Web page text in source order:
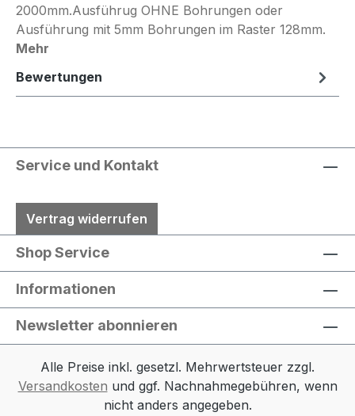
2000mm.Ausführug OHNE Bohrungen oder
Ausführung mit 5mm Bohrungen im Raster 128mm.
Mehr
Bewertungen
Service und Kontakt
Vertrag widerrufen
Shop Service
Informationen
Newsletter abonnieren
Alle Preise inkl. gesetzl. Mehrwertsteuer zzgl.
Versandkosten und ggf. Nachnahmegebühren, wenn
nicht anders angegeben.